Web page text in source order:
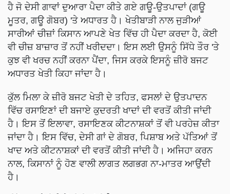
ਹੈ ਜੋ ਦੇਸੀ ਗਾਵਾਂ ਦੁਆਰਾ ਪੈਦਾ ਕੀਤੇ ਗਏ ਗਊ-ਉਤਪਾਦਾਂ (ਗਊ
ਮੂਤਰ, ਗਊ ਗੋਬਰ) 'ਤੇ ਅਧਾਰਤ ਹੈ। ਖੇਤੀਬਾੜੀ ਨਾਲ ਜੁੜੀਆਂ
ਸਾਰੀਆਂ ਚੀਜ਼ਾਂ ਕਿਸਾਨ ਆਪਣੇ ਖੇਤ ਵਿੱਚ ਹੀ ਪੈਦਾ ਕਰਦਾ ਹੈ, ਕੋਈ
ਵੀ ਚੀਜ਼ ਬਾਜ਼ਾਰ ਤੋਂ ਨਹੀਂ ਖਰੀਦਦਾ। ਇਸ ਲਈ ਉਸਨੂੰ ਸਿੱਧੇ ਤੌਰ 'ਤੇ
ਕੁਝ ਵੀ ਖਰਚ ਨਹੀਂ ਕਰਨਾ ਪੈਂਦਾ, ਜਿਸ ਕਰਕੇ ਇਸਨੂੰ ਜ਼ੀਰੋ ਬਜਟ
ਅਧਾਰਤ ਖੇਤੀ ਕਿਹਾ ਜਾਂਦਾ ਹੈ।
ਕੁੱਲ ਮਿਲਾ ਕੇ ਜ਼ੀਰੋ ਬਜਟ ਖੇਤੀ ਦੇ ਤਹਿਤ, ਫਸਲਾਂ ਦੇ ਉਤਪਾਦਨ
ਵਿੱਚ ਰਸਾਇਣਾਂ ਦੀ ਬਜਾਏ ਕੁਦਰਤੀ ਖਾਦਾਂ ਦੀ ਵਰਤੋਂ ਕੀਤੀ ਜਾਂਦੀ
ਹੈ। ਇਸ ਤੋਂ ਇਲਾਵਾ, ਰਸਾਇਣਕ ਕੀਟਨਾਸ਼ਕਾਂ ਤੋਂ ਵੀ ਪਰਹੇਜ਼ ਕੀਤਾ
ਜਾਂਦਾ ਹੈ। ਇਸ ਵਿੱਚ, ਦੇਸੀ ਗਾਂ ਦੇ ਗੋਬਰ, ਪਿਸ਼ਾਬ ਅਤੇ ਪੱਤਿਆਂ ਤੋਂ
ਖਾਦ ਅਤੇ ਕੀਟਨਾਸ਼ਕਾਂ ਦੀ ਵਰਤੋਂ ਕੀਤੀ ਜਾਂਦੀ ਹੈ। ਅਜਿਹਾ ਕਰਨ
ਨਾਲ, ਕਿਸਾਨਾਂ ਨੂੰ ਹੋਣ ਵਾਲੀ ਲਾਗਤ ਲਗਭਗ ਨਾ-ਮਾਤਰ ਆਉਂਦੀ
ਹੈ।